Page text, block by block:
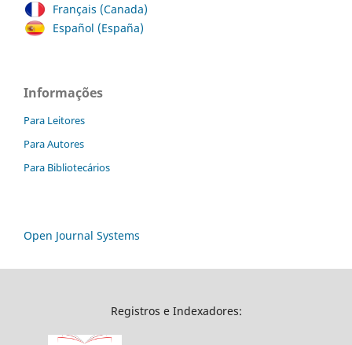
Français (Canada)
Español (España)
Informações
Para Leitores
Para Autores
Para Bibliotecários
Open Journal Systems
Registros e Indexadores: